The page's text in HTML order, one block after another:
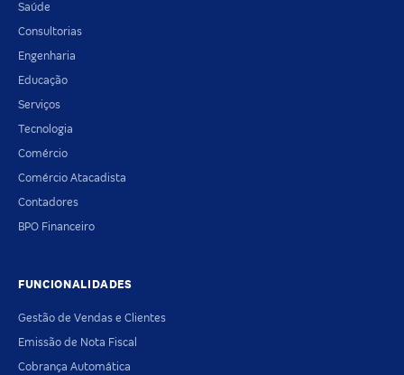
Saúde
Consultorias
Engenharia
Educação
Serviços
Tecnologia
Comércio
Comércio Atacadista
Contadores
BPO Financeiro
FUNCIONALIDADES
Gestão de Vendas e Clientes
Emissão de Nota Fiscal
Cobrança Automática